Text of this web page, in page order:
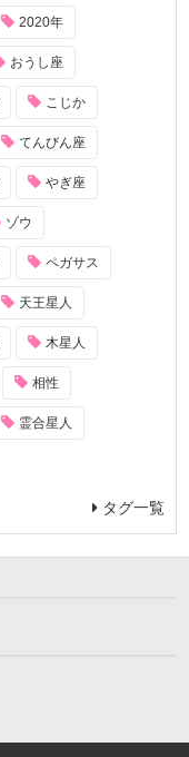
2020年
おうし座
こじか
てんびん座
やぎ座
ゾウ
ペガサス
天王星人
木星人
相性
霊合星人
タグ一覧